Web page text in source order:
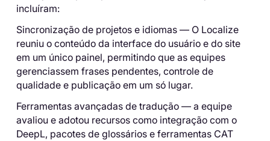
incluíram:
Sincronização de projetos e idiomas — O Localize
reuniu o conteúdo da interface do usuário e do site
em um único painel, permitindo que as equipes
gerenciassem frases pendentes, controle de
qualidade e publicação em um só lugar.
Ferramentas avançadas de tradução — a equipe
avaliou e adotou recursos como integração com o
DeepL, pacotes de glossários e ferramentas CAT